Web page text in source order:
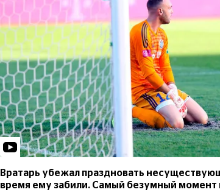
Вратарь убежал праздновать
время ему забили. Самый безумный момент